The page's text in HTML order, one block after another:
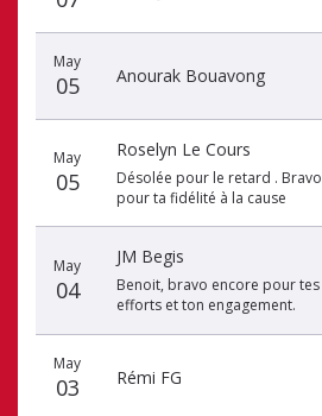
May
05 Anourak Bouavong
May
05
Roselyn Le Cours
Désolée pour le retard . Bravo
pour ta fidélité à la cause
May
04
JM Begis
Benoit, bravo encore pour tes
efforts et ton engagement.
May
03 Rémi FG